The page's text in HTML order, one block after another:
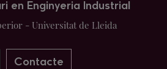
en Enginyeria Industrial
- Universitat de Lleida
Contacte